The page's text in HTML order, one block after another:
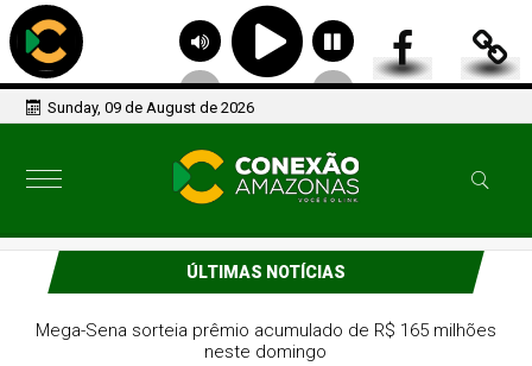
Sunday, 09 de August de 2026
ÚLTIMAS NOTÍCIAS
Tenista Bia Haddad anuncia pausa na carreira neste
segundo semestre